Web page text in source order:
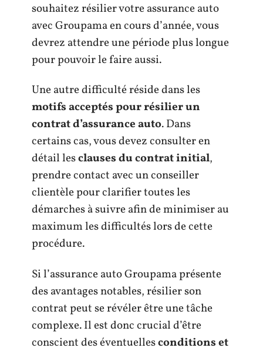
souhaitez résilier votre assurance auto
avec Groupama en cours d’année, vous
devrez attendre une période plus longue
pour pouvoir le faire aussi.
Une autre difficulté réside dans les
motifs acceptés pour résilier un
contrat d’assurance auto. Dans
certains cas, vous devez consulter en
détail lesclauses du contrat initial,
prendre contact avec un conseiller
clientèle pour clarifier toutes les
démarches à suivre afin de minimiser au
maximum les difficultés lors de cette
procédure.
Si l’assurance auto Groupama présente
des avantages notables, résilier son
contrat peut se révéler être une tâche
complexe. Il est donc crucial d’être
conscient des éventuellesconditions et